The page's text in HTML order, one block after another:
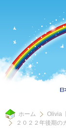
ホーム
Olivia
２０２２年後期の